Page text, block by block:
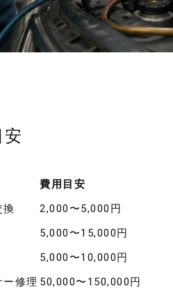
費用目安
換
2,000〜5,000円
5,000〜15,000円
5,000〜10,000円
ー修理 50,000〜150,000円